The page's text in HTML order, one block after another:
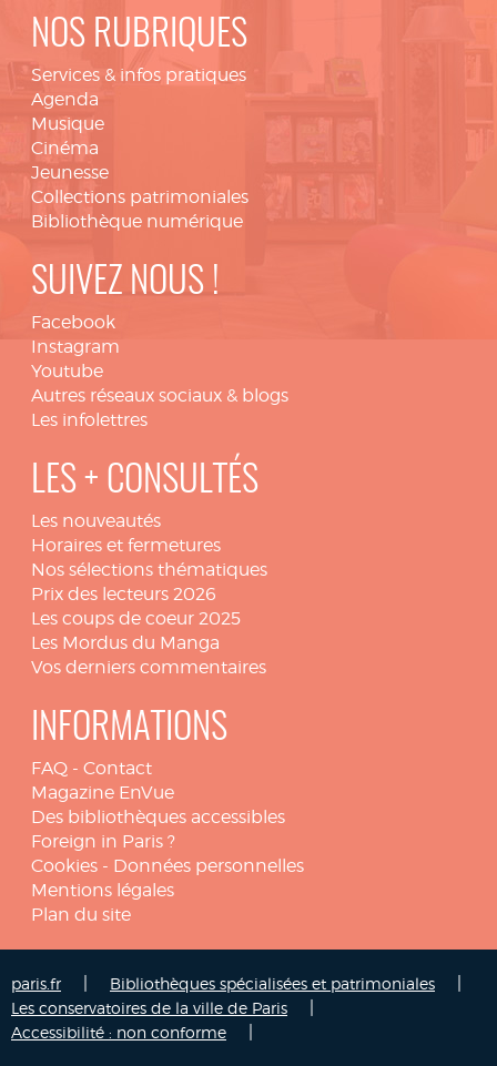
NOS RUBRIQUES
Services & infos pratiques
Agenda
Musique
Cinéma
Jeunesse
Collections patrimoniales
Bibliothèque numérique
SUIVEZ NOUS !
Facebook
Instagram
Youtube
Autres réseaux sociaux & blogs
Les infolettres
LES + CONSULTÉS
Les nouveautés
Horaires et fermetures
Nos sélections thématiques
Prix des lecteurs 2026
Les coups de coeur 2025
Les Mordus du Manga
Vos derniers commentaires
INFORMATIONS
FAQ - Contact
Magazine EnVue
Des bibliothèques accessibles
Foreign in Paris ?
Cookies - Données personnelles
Mentions légales
Plan du site
paris.fr Bibliothèques spécialisées et patrimoniales
Les conservatoires de la ville de Paris
Accessibilité : non conforme